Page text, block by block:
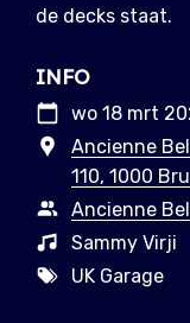
de decks staat.
INFO
wo 18 mrt
Ancienne
110, 1000
Ancienne
Sammy Virji
UK Garage